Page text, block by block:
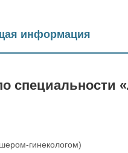
информация
специальности
гинекологом)